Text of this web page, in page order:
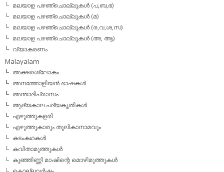
മലയാള പഴഞ്ചൊല്ലുകള്‍ (പ,ബ,ഭ)
മലയാള പഴഞ്ചൊല്ലുകള്‍ (മ)
മലയാള പഴഞ്ചൊല്ലുകള്‍ (ര,വ,ശ,സ)
മലയാള പഴഞ്ചൊല്ലുകൾ (അ, ആ)
വ്യാകരണം
Malayalam
അക്ഷരശ്ലോകം
അനത്തോളിയന്‍ ഭാഷകള്‍
അന്താദിപ്രാസം
ആദ്യകാല പദ്യകൃതികള്‍
എഴുത്തുകളരി
എഴുത്തുകാരും തൂലികാനാമവും
കടംകഥകള്‍
കവിതാമുത്തുകള്‍
കുഞ്ഞിണ്ണി മാഷിന്റെ മൊഴിമുത്തുകള്‍